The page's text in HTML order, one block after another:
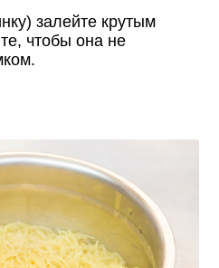
залейте крутым
чтобы она не